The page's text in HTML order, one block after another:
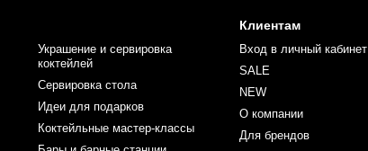
Украшение и сервировка
коктейлей
Сервировка стола
Идеи для подарков
Коктейльные мастер-классы
Клиентам
Вход в личный кабинет
SALE
NEW
О компании
Для брендов